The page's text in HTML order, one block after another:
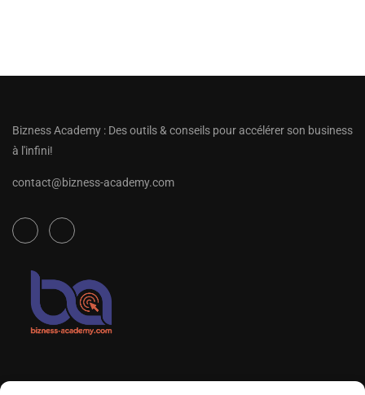
Bizness Academy : Des outils & conseils pour accélérer son business
à l'infini!
contact@bizness-academy.com